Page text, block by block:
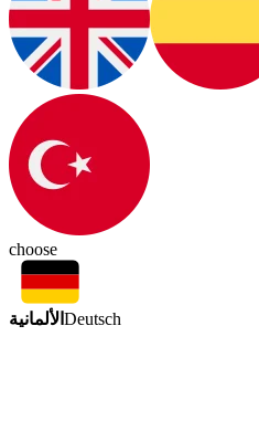
choose
الألمانية Deutsch